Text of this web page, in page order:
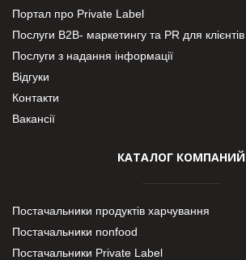
Портал про Private Label
Послуги В2В- маркетингу та PR для клієнтів
Послуги з надання інформації
Відгуки
Контакти
Вакансії
КАТАЛОГ КОМПАНИЙ
Постачальники продуктів харчування
Постачальники nonfood
Постачальники Private Label